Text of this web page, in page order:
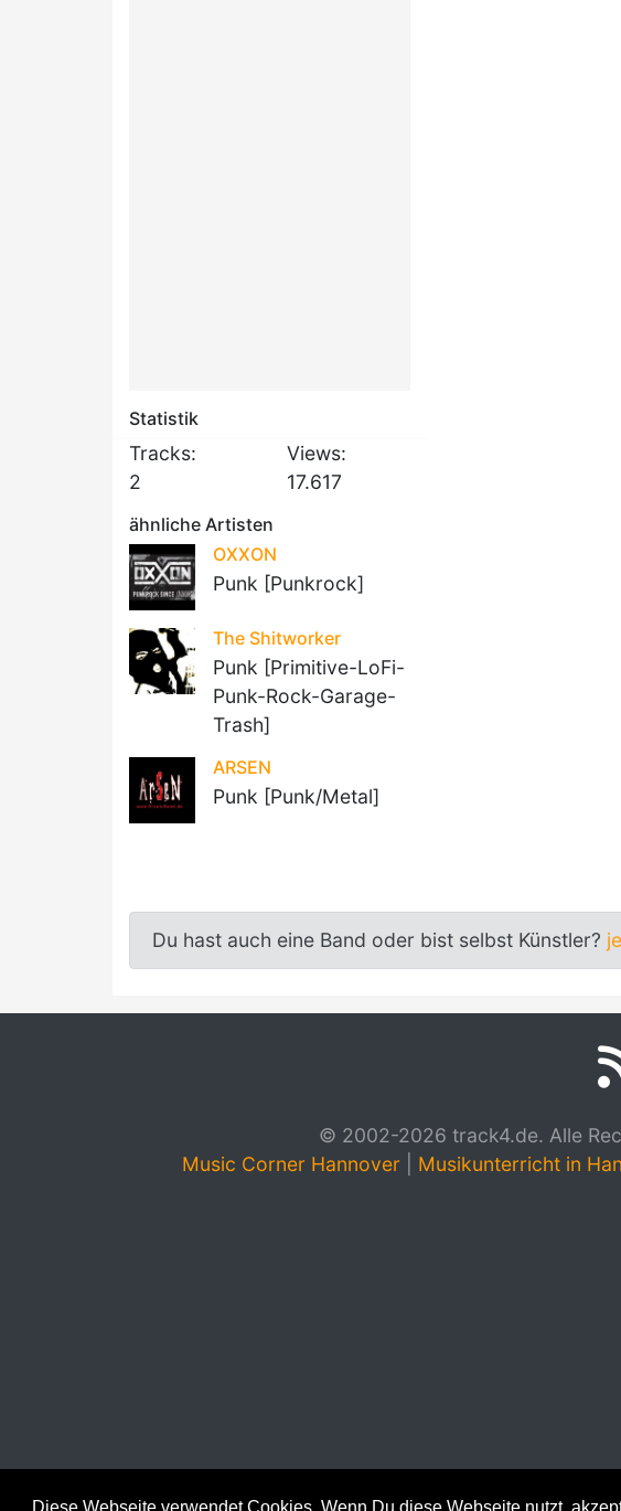
Statistik
Tracks:
2
Views:
17.617
ähnliche Artisten
OXXON
Punk [Punkrock]
The Shitworker
Punk [Primitive-LoFi-
Punk-Rock-Garage-
Trash]
ARSEN
Punk [Punk/Metal]
Du hast auch eine Band oder bist selbst Künstler?
© 2002-2026 track4.de. Alle
Music Corner Hannover
Musikunterricht in